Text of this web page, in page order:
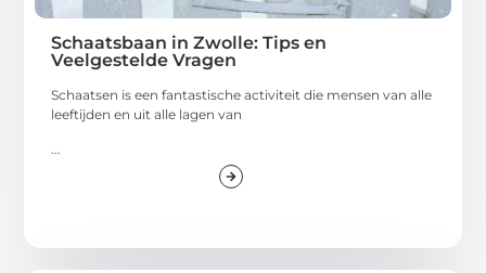
Schaatsbaan in Zwolle: Tips en
Veelgestelde Vragen
Schaatsen is een fantastische activiteit die mensen van alle
leeftijden en uit alle lagen van
...